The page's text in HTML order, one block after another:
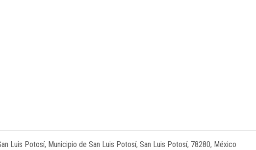
Luis Potosí, Municipio de San Luis Potosí, San Luis Potosí, 78280, México